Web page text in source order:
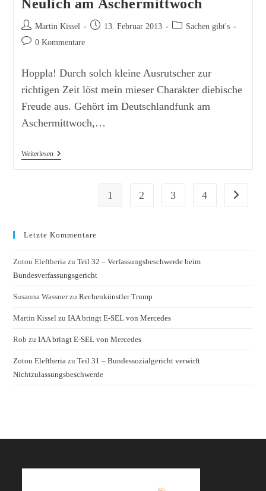
Neulich am Aschermittwoch
Beitrags-
Autor:
Martin Kissel
Beitrag13. Februar 2013
Beitrags-
Sachen gibt's
Beitrags-0 Kommentare
Hoppla! Durch solch kleine Ausrutscher zur
richtigen Zeit löst mein mieser Charakter diebische
Freude aus. Gehört im Deutschlandfunk am
Aschermittwoch,…
WeiterlesenNeulich
1 2 3 4 Zur
Letzte Kommentare
Zotou Eleftheria zuTeil 32 – Verfassungsbeschwerde beim
Bundesverfassungsgericht
Susanna WassnerzuRechenkünstler Trump
Martin Kissel zuIAA bringt E-SEL von Mercedes
Rob zuIAA bringt E-SEL von Mercedes
Zotou Eleftheria zuTeil 31 – Bundessozialgericht verwirft
Nichtzulassungsbeschwerde